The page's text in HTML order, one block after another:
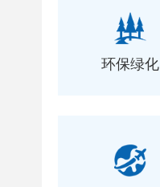
环保绿化